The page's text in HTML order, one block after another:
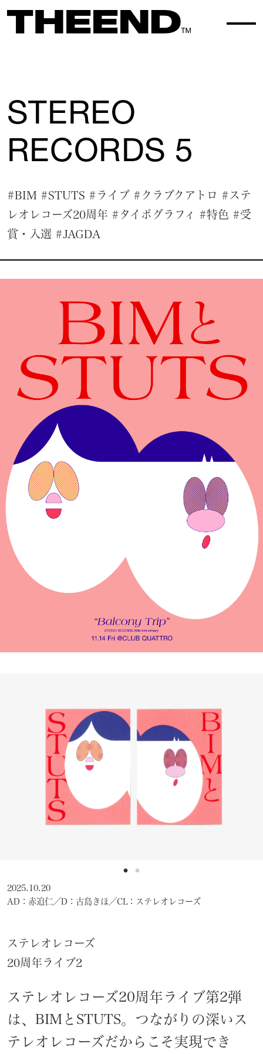
May, 01, 2026
「ADC年鑑 日本のアートディレクション
2025」に作品が掲載されました。
WORK121
Apr, 20, 2026
THE ENDは、移転しました。
MAP
Mar, 10, 2026
「MdNデザイナーズファイル2026」に赤
迫仁が掲載されています。
WORK 125
STEREO
RECORDS 5
#BIM #STUTS #ライブ #クラブクアトロ #ステ
レオレコーズ20周年 #タイポグラフィ #特色 #受
賞・入選 #JAGDA
ステレオレコーズ
20周年ライブ2
ステレオレコーズ20周年ライブ第2弾
は、BIMとSTUTS。つながりの深いス
テレオレコーズだからこそ実現でき
2025.10.20
AD：赤迫仁／D：古島きほ／CL：ステレオレコーズ